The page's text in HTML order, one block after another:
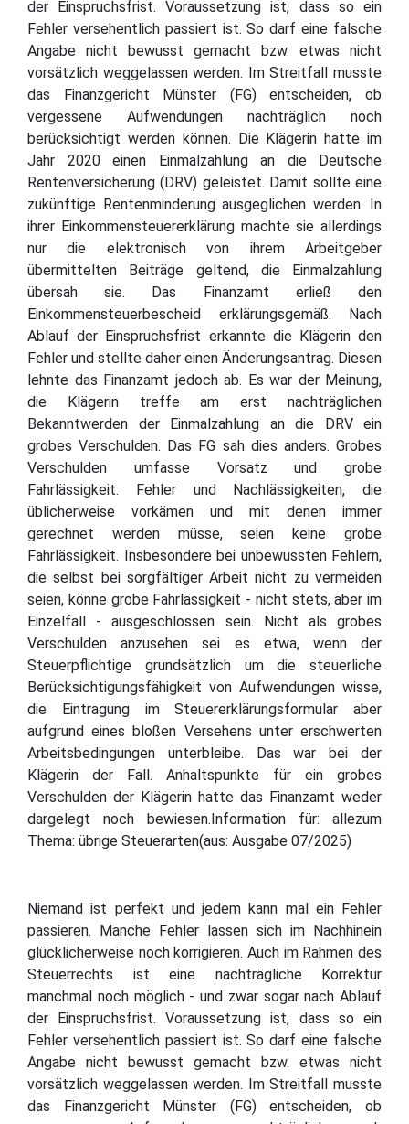
der Einspruchsfrist. Voraussetzung ist, dass so ein
Fehler versehentlich passiert ist. So darf eine falsche
Angabe nicht bewusst gemacht bzw. etwas nicht
vorsätzlich weggelassen werden. Im Streitfall musste
das Finanzgericht Münster (FG) entscheiden, ob
vergessene Aufwendungen nachträglich noch
berücksichtigt werden können. Die Klägerin hatte im
Jahr 2020 einen Einmalzahlung an die Deutsche
Rentenversicherung (DRV) geleistet. Damit sollte eine
zukünftige Rentenminderung ausgeglichen werden. In
ihrer Einkommensteuererklärung machte sie allerdings
nur die elektronisch von ihrem Arbeitgeber
übermittelten Beiträge geltend, die Einmalzahlung
übersah sie. Das Finanzamt erließ den
Einkommensteuerbescheid erklärungsgemäß. Nach
Ablauf der Einspruchsfrist erkannte die Klägerin den
Fehler und stellte daher einen Änderungsantrag. Diesen
lehnte das Finanzamt jedoch ab. Es war der Meinung,
die Klägerin treffe am erst nachträglichen
Bekanntwerden der Einmalzahlung an die DRV ein
grobes Verschulden. Das FG sah dies anders. Grobes
Verschulden umfasse Vorsatz und grobe
Fahrlässigkeit. Fehler und Nachlässigkeiten, die
üblicherweise vorkämen und mit denen immer
gerechnet werden müsse, seien keine grobe
Fahrlässigkeit. Insbesondere bei unbewussten Fehlern,
die selbst bei sorgfältiger Arbeit nicht zu vermeiden
seien, könne grobe Fahrlässigkeit - nicht stets, aber im
Einzelfall - ausgeschlossen sein. Nicht als grobes
Verschulden anzusehen sei es etwa, wenn der
Steuerpflichtige grundsätzlich um die steuerliche
Berücksichtigungsfähigkeit von Aufwendungen wisse,
die Eintragung im Steuererklärungsformular aber
aufgrund eines bloßen Versehens unter erschwerten
Arbeitsbedingungen unterbleibe. Das war bei der
Klägerin der Fall. Anhaltspunkte für ein grobes
Verschulden der Klägerin hatte das Finanzamt weder
dargelegt noch bewiesen.Information für: allezum
Thema: übrige Steuerarten(aus: Ausgabe 07/2025)
Niemand ist perfekt und jedem kann mal ein Fehler
passieren. Manche Fehler lassen sich im Nachhinein
glücklicherweise noch korrigieren. Auch im Rahmen des
Steuerrechts ist eine nachträgliche Korrektur
manchmal noch möglich - und zwar sogar nach Ablauf
der Einspruchsfrist. Voraussetzung ist, dass so ein
Fehler versehentlich passiert ist. So darf eine falsche
Angabe nicht bewusst gemacht bzw. etwas nicht
vorsätzlich weggelassen werden. Im Streitfall musste
das Finanzgericht Münster (FG) entscheiden, ob